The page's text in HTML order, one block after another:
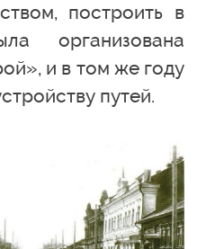
построить в
организована
и в том же году
путей.